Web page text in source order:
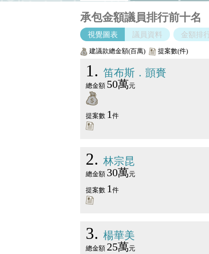
承包金額議員排行前十名
視覺圖表 議員資料 金額排
建議款總金額(百萬) 提案數(件)
1 笛布斯．顗賚
總金額 50萬元
提案數 1件
2 林宗昆
總金額 30萬元
提案數 1件
3 楊華美
總金額 25萬元